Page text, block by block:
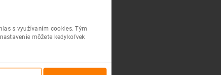
s využívaním cookies. Tým
môžete kedykoľvek